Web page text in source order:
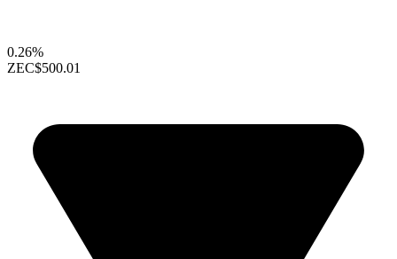
0.26%
ZEC$500.01